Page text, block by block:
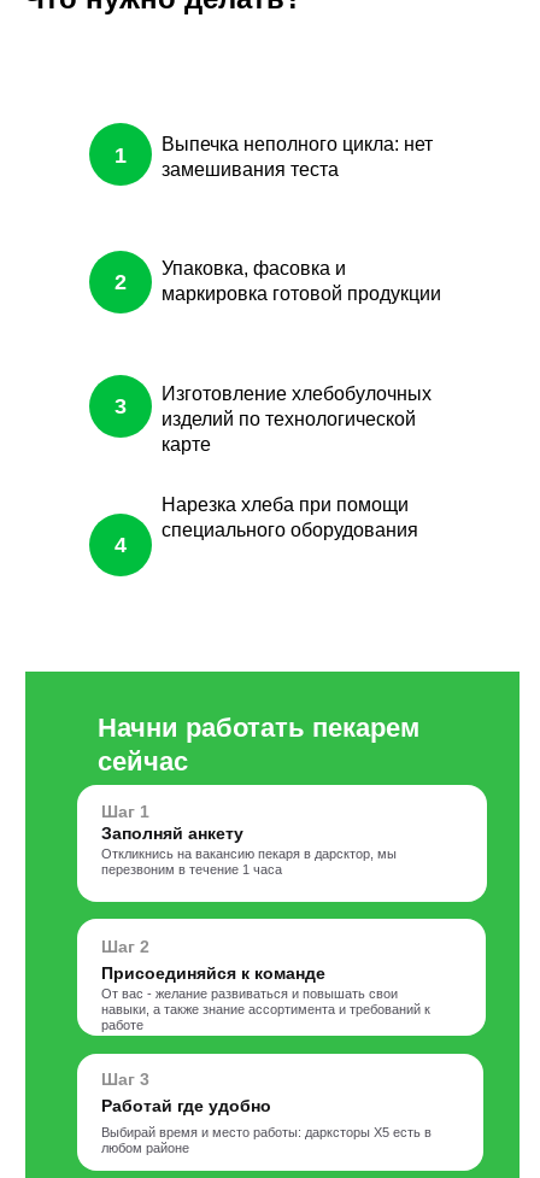
Выпечка неполного цикла: нет
замешивания теста
1
Упаковка, фасовка и
маркировка готовой продукции
Изготовление хлебобулочных
изделий по технологической
карте
2
Нарезка хлеба при помощи
специального оборудования
4
3
Начни работать пекарем
сейчас
Шаг 1
Заполняй анкету
Откликнись на вакансию пекаря в дарсктор, мы
перезвоним в течение 1 часа
Шаг 2
Присоединяйся к команде
От вас - желание развиваться и повышать свои
навыки, а также знание ассортимента и требований к
работе
Шаг 3
Работай где удобно
Выбирай время и место работы: дарксторы Х5 есть в
любом районе